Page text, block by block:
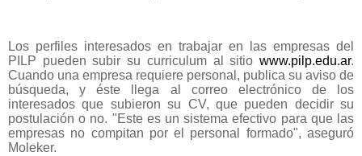
Los perfiles interesados en trabajar en las empresas del
PILP pueden subir su curriculum al sitio www.pilp.edu.ar.
Cuando una empresa requiere personal, publica su aviso de
búsqueda, y éste llega al correo electrónico de los
interesados que subieron su CV, que pueden decidir su
postulación o no. "Este es un sistema efectivo para que las
empresas no compitan por el personal formado", aseguró
Moleker.